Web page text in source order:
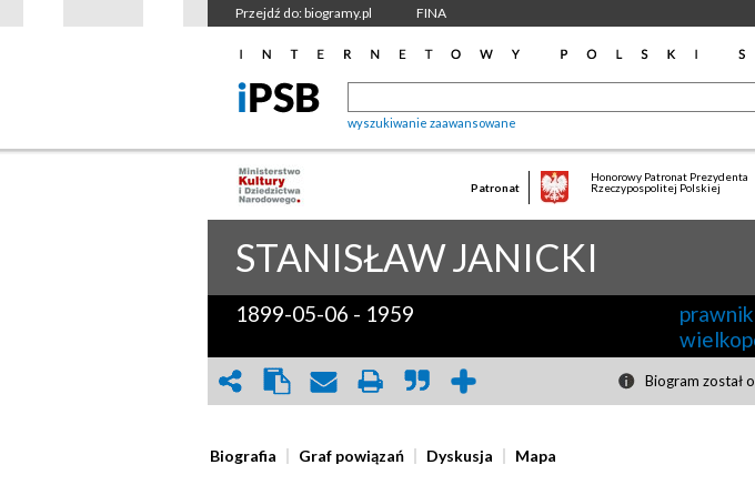
Przejdź do: biogramy.pl FINA
wyszukiwanie zaawansowane
Patronat
Honorowy Patronat Prezydenta
Rzeczypospolitej Polskiej
STANISŁAWJANICKI
1899-05-06 - 1959 prawnik
Biogram został
Biografia Graf powiązań Dyskusja Mapa